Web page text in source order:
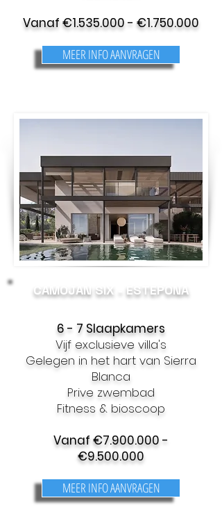
Vanaf €1.535.000 - €1.750.000
MEER INFO AANVRAGEN
CAMOJAN SIX - ESTEPONA
6 - 7 Slaapkamers
Vijf exclusieve villa's
Gelegen in het hart van Sierra
Blanca
Prive zwembad
Fitness & bioscoop
Vanaf €7.900.000 -
€9.500.000
MEER INFO AANVRAGEN